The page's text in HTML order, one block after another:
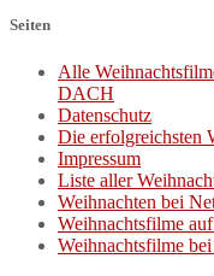
Seiten
Alle
DACH
Datenschutz
Die erfolgreichsten
Impressum
Liste aller
Weihnachten bei
Weihnachtsfilme
Weihnachtsfilme